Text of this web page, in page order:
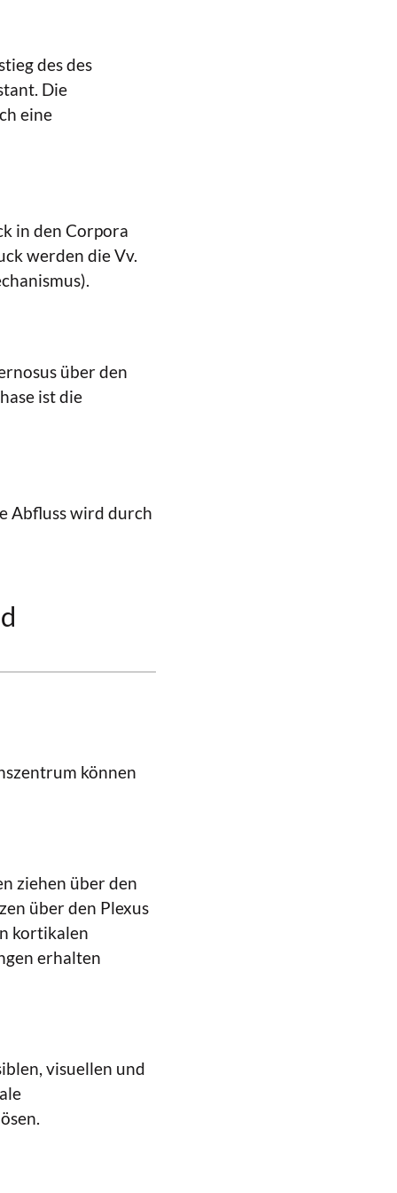
des des
Die
eine
in den Corpora
werden die Vv.
über den
ist die
Abfluss wird durch
können
ziehen über den
über den Plexus
kortikalen
erhalten
visuellen und